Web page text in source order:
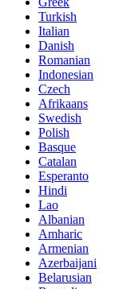
Turkish
Italian
Danish
Romanian
Indonesian
Czech
Afrikaans
Swedish
Polish
Basque
Catalan
Esperanto
Hindi
Lao
Albanian
Amharic
Armenian
Azerbaijani
Belarusian